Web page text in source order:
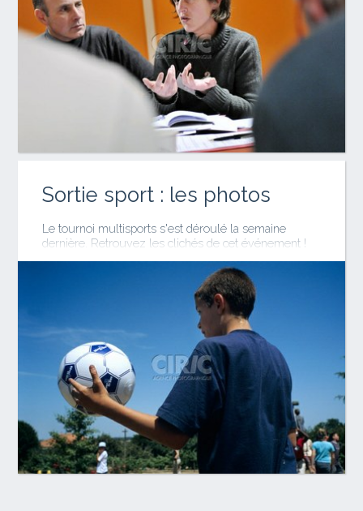
Sortie sport : les photos
Le tournoi multisports s'est déroulé la semaine
dernière. Retrouvez les clichés de cet événement !